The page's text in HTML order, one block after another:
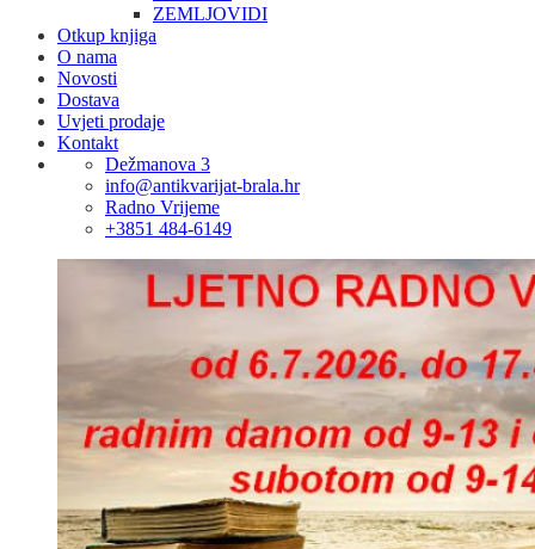
ZEMLJOVIDI
Otkup knjiga
O nama
Novosti
Dostava
Uvjeti prodaje
Kontakt
Dežmanova 3
info@antikvarijat-brala.hr
Radno Vrijeme
+3851 484-6149